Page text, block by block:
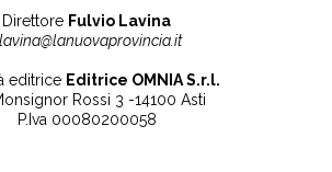
Direttore Fulvio Lavina
editrice Editrice OMNIA S.r.l.
Rossi 3 -14100 Asti
P.Iva 00080200058